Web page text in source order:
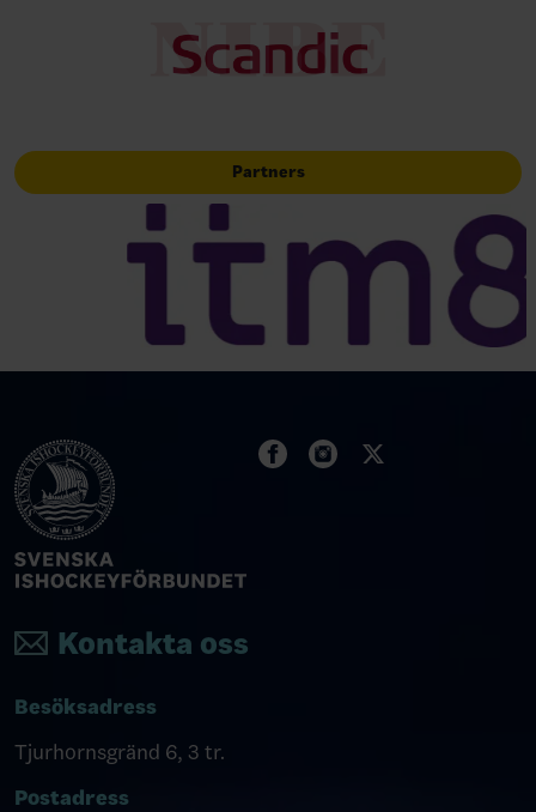
Partners
Kontakta oss
Besöksadress
Tjurhornsgränd 6, 3 tr.
Postadress